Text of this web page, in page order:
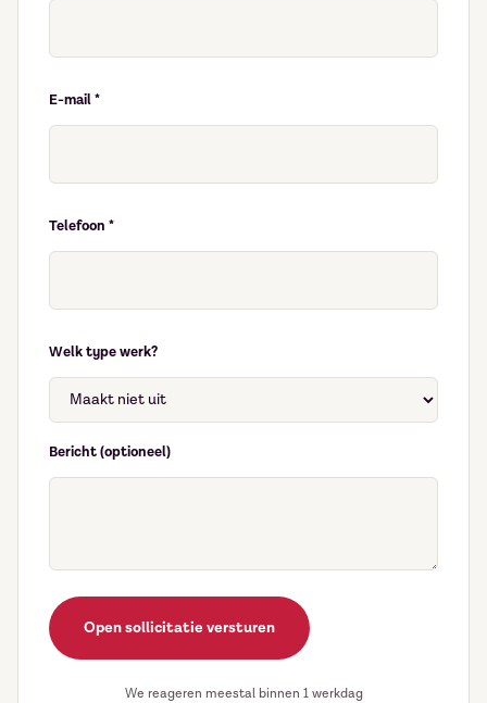
E-mail *
Telefoon *
Welk type werk?
Bericht (optioneel)
Open sollicitatie versturen
We reageren meestal binnen 1 werkdag